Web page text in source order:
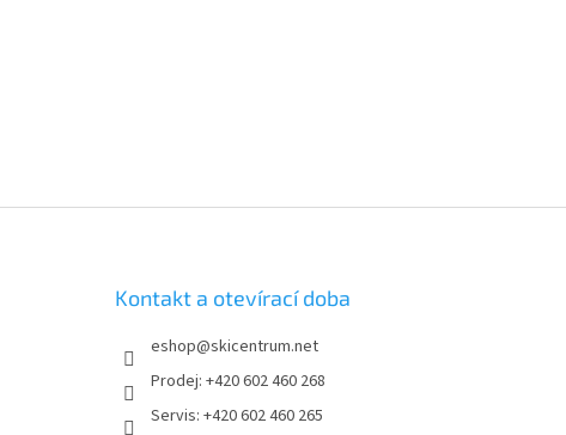
Kontakt a otevírací doba
eshop@skicentrum.net
Prodej: +420 602 460 268
Servis: +420 602 460 265